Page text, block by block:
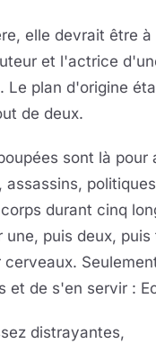
elle devrait être
et l'actrice
Le plan d'origine
de deux.
sont là
durant cinq
puis deux,
et de s'en servir :
distrayantes,